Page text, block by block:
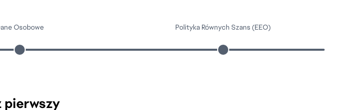
Osobowe Polityka Równych Szans (EEO)
pierwszy